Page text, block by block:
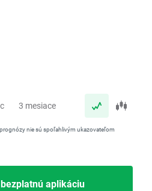
3 mesiace
nie sú spoľahlivým ukazovateľom
aplikáciu